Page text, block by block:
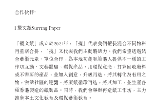
合作伙伴﹕
l 攪文紙Stirring Paper
「攪文紙」成立於2021年，「攪」代表我們擅長混合不同物料
再重新合拼，「攪」又代表我們主動將活力。我們希望透過結
合藝術元素、單位合作，為本地初創和給港人提供不一樣的工
作坊互動、文藝體驗，環保產品。用環保意念，打算回收廢料
或不需要的產品，並加入創意，升級再造，將其轉化為有用之
物，激活社區的連繋。將廢紙循環再造，將其加工，並生產各
種香港製造的紙製品。同時，我們會舉辦再造紙工作坊，主力
推廣本土文化教育及環保藝術教育。